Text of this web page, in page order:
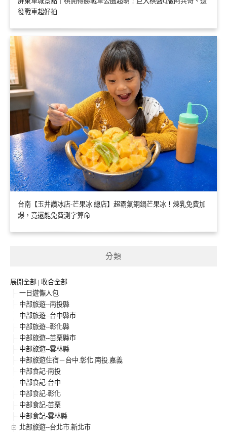
役戰車超好拍
台南【玉井讚冰店-芒果冰 總店】超霸氣銅鍋芒果冰！煉乳免費加
爆，竟還能免費測字算命
分類
展開全部 | 收合全部
一日遊懶人包
中部旅遊--南投縣
中部旅遊--台中縣市
中部旅遊--彰化縣
中部旅遊--苗栗縣市
中部旅遊--雲林縣
中部旅遊住宿－台中.彰化.南投.嘉義
中部食記-南投
中部食記-台中
中部食記-彰化
中部食記-苗栗
中部食記-雲林縣
北部旅遊--台北市.新北市